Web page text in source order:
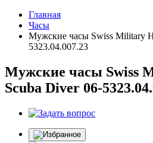
Главная
Часы
Мужские часы Swiss Military
5323.04.007.23
Мужские часы Swiss
Scuba Diver 06-